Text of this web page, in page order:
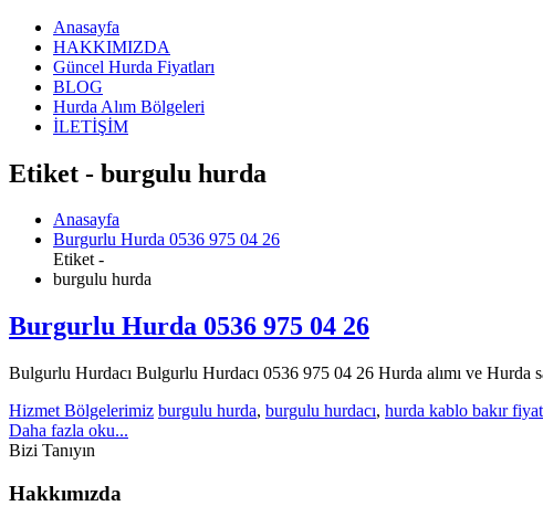
Anasayfa
HAKKIMIZDA
Güncel Hurda Fiyatları
BLOG
Hurda Alım Bölgeleri
İLETİŞİM
Etiket - burgulu hurda
Anasayfa
Burgurlu Hurda 0536 975 04 26
Etiket -
burgulu hurda
Burgurlu Hurda 0536 975 04 26
Bulgurlu Hurdacı Bulgurlu Hurdacı 0536 975 04 26 Hurda alımı ve Hurda
Hizmet Bölgelerimiz burgulu hurda, burgulu hurdacı, hurda kablo bakır
Daha fazla oku...
Bizi Tanıyın
Hakkımızda